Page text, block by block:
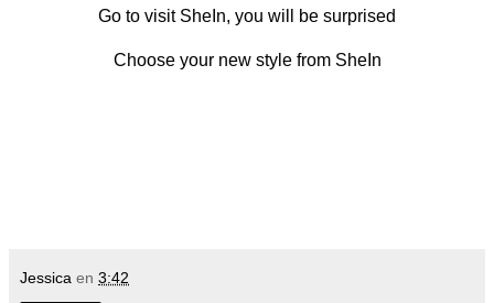
Go to visit SheIn, you will be surprised
Choose your new style from SheIn
Jessica en 3:42